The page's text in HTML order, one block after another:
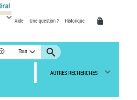
Aide Une question ? Historique
Tout
AUTRES RECHERCHES